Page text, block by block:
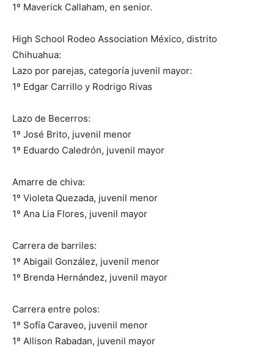
1º Maverick Callaham, en senior.
High School Rodeo Association México, distrito
Chihuahua:
Lazo por parejas, categoría juvenil mayor:
1º Edgar Carrillo y Rodrigo Rivas
Lazo de Becerros:
1º José Brito, juvenil menor
1º Eduardo Caledrón, juvenil mayor
Amarre de chiva:
1º Violeta Quezada, juvenil menor
1º Ana Lia Flores, juvenil mayor
Carrera de barriles:
1º Abigail González, juvenil menor
1º Brenda Hernández, juvenil mayor
Carrera entre polos:
1º Sofía Caraveo, juvenil menor
1º Allison Rabadan, juvenil mayor